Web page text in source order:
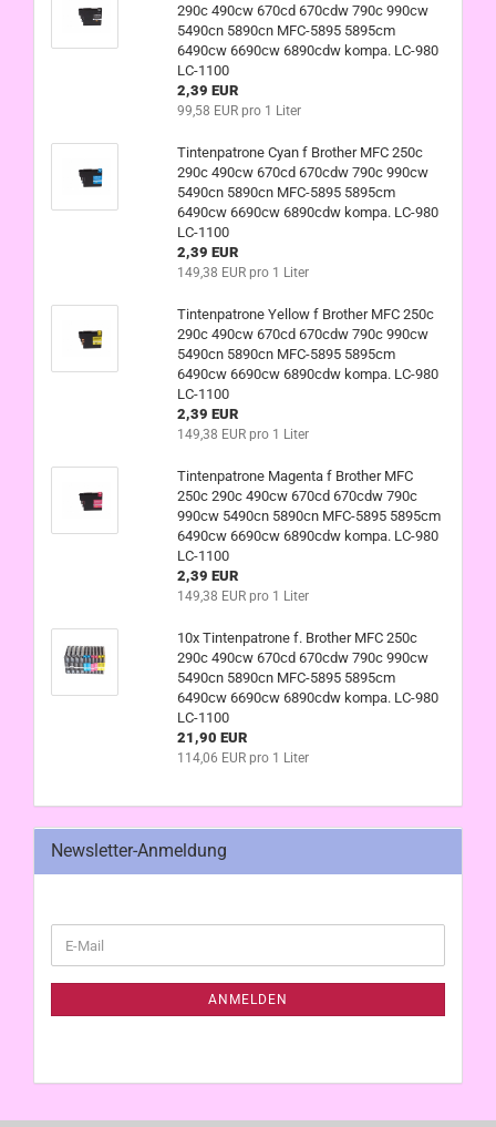
290c 490cw 670cd 670cdw 790c 990cw
5490cn 5890cn MFC-5895 5895cm
6490cw 6690cw 6890cdw kompa. LC-980
LC-1100
2,39 EUR
99,58 EUR pro 1 Liter
Tintenpatrone Cyan f Brother MFC 250c
290c 490cw 670cd 670cdw 790c 990cw
5490cn 5890cn MFC-5895 5895cm
6490cw 6690cw 6890cdw kompa. LC-980
LC-1100
2,39 EUR
149,38 EUR pro 1 Liter
Tintenpatrone Yellow f Brother MFC 250c
290c 490cw 670cd 670cdw 790c 990cw
5490cn 5890cn MFC-5895 5895cm
6490cw 6690cw 6890cdw kompa. LC-980
LC-1100
2,39 EUR
149,38 EUR pro 1 Liter
Tintenpatrone Magenta f Brother MFC
250c 290c 490cw 670cd 670cdw 790c
990cw 5490cn 5890cn MFC-5895 5895cm
6490cw 6690cw 6890cdw kompa. LC-980
LC-1100
2,39 EUR
149,38 EUR pro 1 Liter
10x Tintenpatrone f. Brother MFC 250c
290c 490cw 670cd 670cdw 790c 990cw
5490cn 5890cn MFC-5895 5895cm
6490cw 6690cw 6890cdw kompa. LC-980
LC-1100
21,90 EUR
114,06 EUR pro 1 Liter
Newsletter-Anmeldung
ZUR
E-
Mail
ANMELDEN